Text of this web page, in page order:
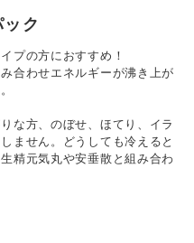
ク
プの方におすすめ！
合わせエネルギーが沸き上が
な方、のぼせ、ほてり、イラ
ません。どうしても冷えると
精元気丸や安垂散と組み合わ